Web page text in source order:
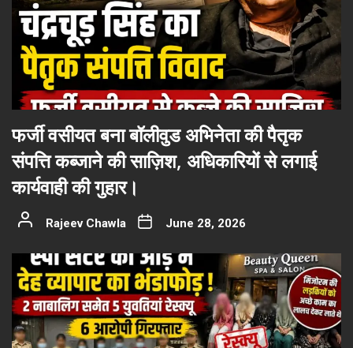
फर्जी वसीयत बना बॉलीवुड अभिनेता की पैतृक
संपत्ति कब्जाने की साज़िश, अधिकारियों से लगाई
कार्यवाही की गुहार।
Rajeev Chawla June 28, 2026